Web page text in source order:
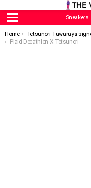
Menu
Sneakers
You are here:
Home
Tetsunori Tawaraya
Plaid Decathlon X Tetsunori